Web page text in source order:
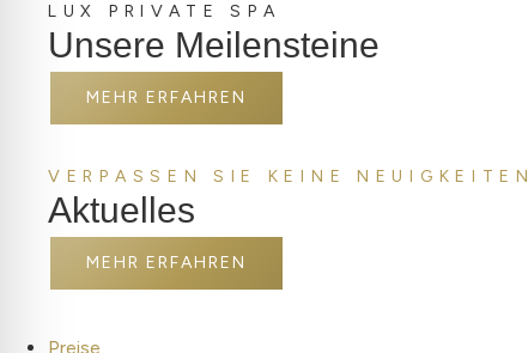
LUX PRIVATE SPA
Unsere Meilensteine
MEHR ERFAHREN
VERPASSEN SIE KEINE NEUIGKEITEN
Aktuelles
MEHR ERFAHREN
Preise